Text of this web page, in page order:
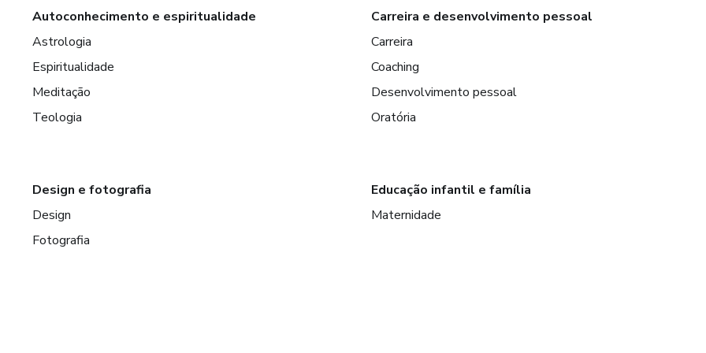
Autoconhecimento e espiritualidade
Astrologia
Espiritualidade
Meditação
Teologia
Carreira e desenvolvimento pessoal
Carreira
Coaching
Desenvolvimento pessoal
Oratória
Design e fotografia
Design
Fotografia
Educação infantil e família
Maternidade